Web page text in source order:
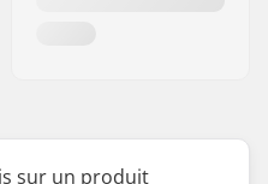
sur un produit